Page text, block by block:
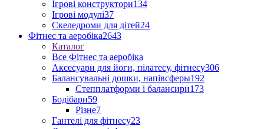
Ігрові конструктори134
Ігрові модулі37
Скеледроми для дітей24
Фітнес та аеробіка2643
Каталог
Все Фітнес та аеробіка
Аксесуари для йоги, пілатесу, фітнесу306
Балансувальні дошки, напівсферы192
Степплатформи і балансири173
Бодібари59
Різне7
Гантелі для фітнесу23